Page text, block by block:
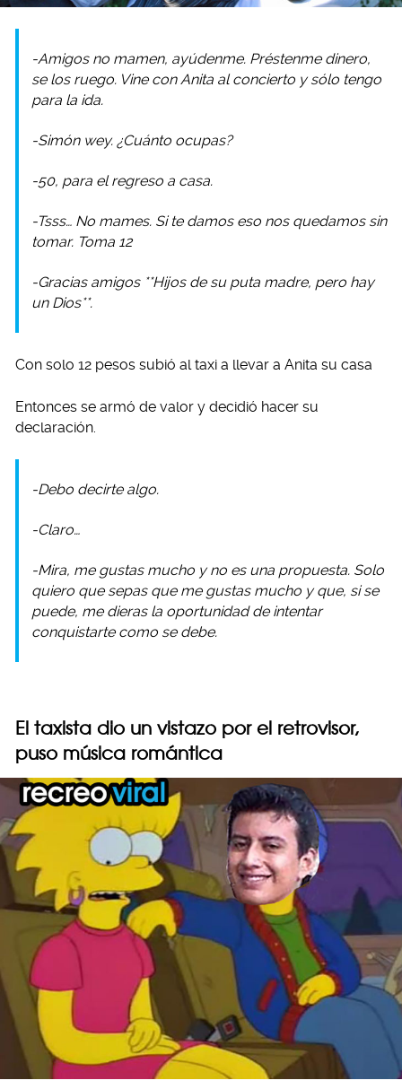
-Amigos no mamen, ayúdenme. Préstenme dinero,
se los ruego. Vine con Anita al concierto y sólo tengo
para la ida.
-Simón wey. ¿Cuánto ocupas?
-50, para el regreso a casa.
-Tsss… No mames. Si te damos eso nos quedamos sin
tomar. Toma 12
-Gracias amigos **Hijos de su puta madre, pero hay
un Dios**.
Con solo 12 pesos subió al taxi a llevar a Anita su casa
Entonces se armó de valor y decidió hacer su
declaración.
-Debo decirte algo.
-Claro…
-Mira, me gustas mucho y no es una propuesta. Solo
quiero que sepas que me gustas mucho y que, si se
puede, me dieras la oportunidad de intentar
conquistarte como se debe.
El taxista dio un vistazo por el retrovisor,
puso música romántica